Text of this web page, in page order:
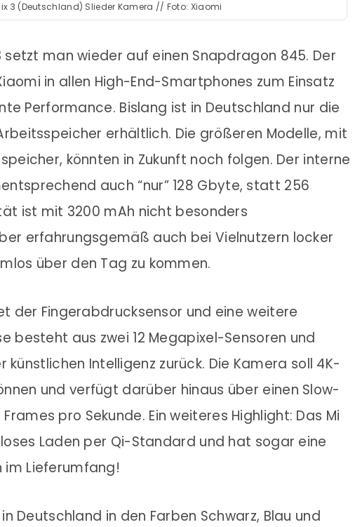
3 (Deutschland) Slieder Kamera // Foto: Xiaomi
setzt man wieder auf einen Snapdragon 845. Der
in allen High-End-Smartphones zum Einsatz
Performance. Bislang ist in Deutschland nur die
erhältlich. Die größeren Modelle, mit
könnten in Zukunft noch folgen. Der interne
auch “nur” 128 Gbyte, statt 256
ist mit 3200 mAh nicht besonders
erfahrungsgemäß auch bei Vielnutzern locker
über den Tag zu kommen.
der Fingerabdrucksensor und eine weitere
besteht aus zwei 12 Megapixel-Sensoren und
Intelligenz zurück. Die Kamera soll 4K-
und verfügt darüber hinaus über einen Slow-
pro Sekunde. Ein weiteres Highlight: Das Mi
Laden per Qi-Standard und hat sogar eine
Lieferumfang!
Deutschland in den Farben Schwarz, Blau und